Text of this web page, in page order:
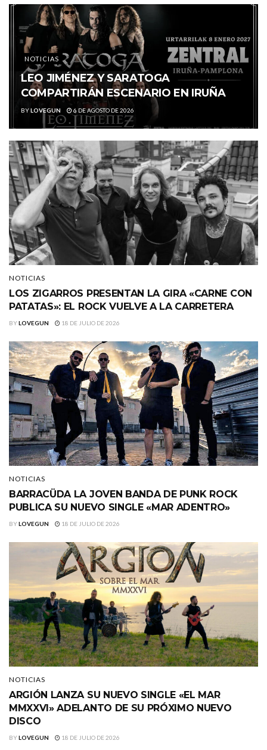
NOTICIAS
LEO JIMÉNEZ Y SARATOGA
COMPARTIRÁN ESCENARIO EN IRUÑA
BYLOVEGUN 6 DE AGOSTO DE 2026
NOTICIAS
LOS ZIGARROS PRESENTAN LA GIRA «CARNE CON
PATATAS»: EL ROCK VUELVE A LA CARRETERA
BYLOVEGUN 18 DE JULIO DE 2026
NOTICIAS
BARRACÜDA LA JOVEN BANDA DE PUNK ROCK
PUBLICA SU NUEVO SINGLE «MAR ADENTRO»
BYLOVEGUN 18 DE JULIO DE 2026
NOTICIAS
ARGIÓN LANZA SU NUEVO SINGLE «EL MAR
MMXXVI» ADELANTO DE SU PRÓXIMO NUEVO
DISCO
BYLOVEGUN 18 DE JULIO DE 2026